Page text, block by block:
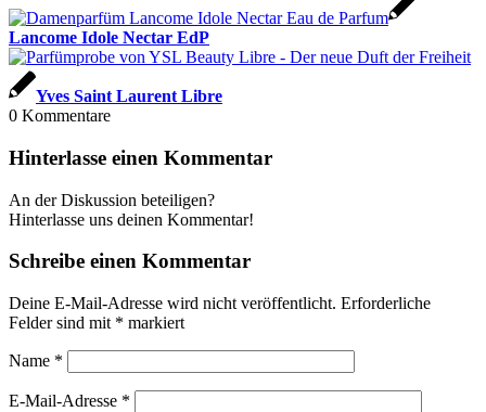
Lancome Idole Nectar EdP
Yves Saint Laurent Libre
0 Kommentare
Hinterlasse einen Kommentar
An der Diskussion beteiligen?
Hinterlasse uns deinen Kommentar!
Schreibe einen Kommentar
Deine E-Mail-Adresse wird nicht veröffentlicht. Erforderliche
Felder sind mit * markiert
Name *
E-Mail-Adresse *